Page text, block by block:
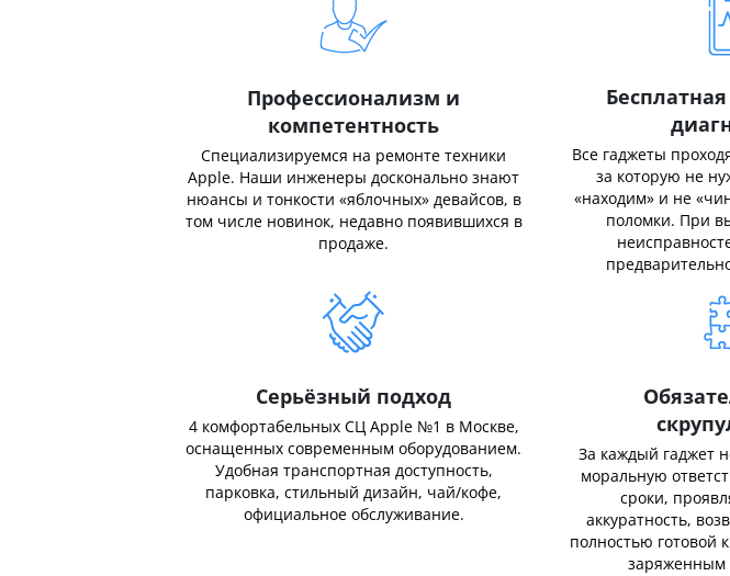
Профессионализм и
компетентность
Специализируемся на ремонте техники
Apple. Наши инженеры досконально знают
нюансы и тонкости «яблочных» девайсов, в
том числе новинок, недавно появившихся в
продаже.
Все гаджеты
за которую не
«находим» и не
поломки. При
Серьёзный подход
4 комфортабельных СЦ Apple №1 в Москве,
оснащенных современным оборудованием.
Удобная транспортная доступность,
парковка, стильный дизайн, чай/кофе,
официальное обслуживание.
За каждый гаджет
моральную
сроки,
аккуратность,
полностью готовой
заряженным